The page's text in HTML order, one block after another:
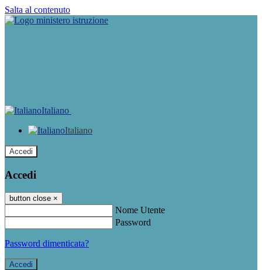
Salta al contenuto
Italiano
Italiano
Accedi
Accedi
button close ×
Nome Utente
Password
Password dimenticata?